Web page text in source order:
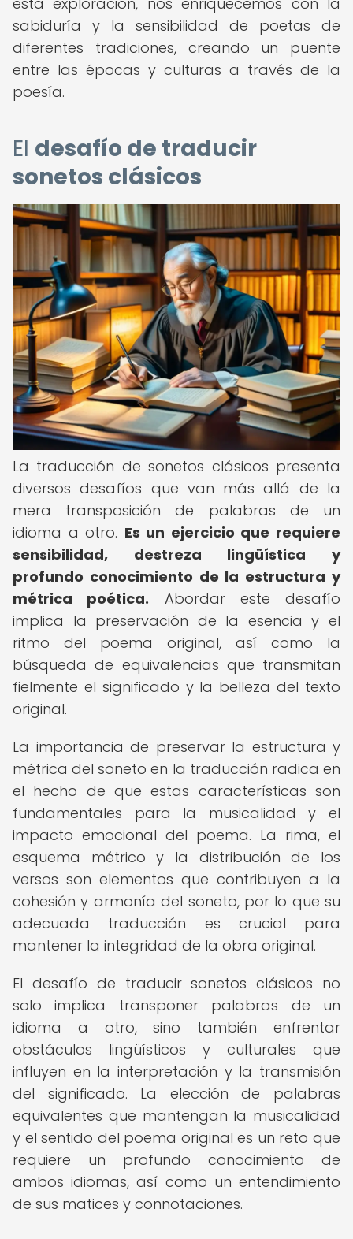
sabiduría y la sensibilidad de poetas de
diferentes tradiciones, creando un puente
entre las épocas y culturas a través de la
poesía.
El desafío de traducir
sonetos clásicos
La traducción de sonetos clásicos presenta
diversos desafíos que van más allá de la
mera transposición de palabras de un
idioma a otro. Es un ejercicio que requiere
sensibilidad, destreza lingüística y
profundo conocimiento de la estructura y
métrica poética. Abordar este desafío
implica la preservación de la esencia y el
ritmo del poema original, así como la
búsqueda de equivalencias que transmitan
fielmente el significado y la belleza del texto
original.
La importancia de preservar la estructura y
métrica del soneto en la traducción radica en
el hecho de que estas características son
fundamentales para la musicalidad y el
impacto emocional del poema. La rima, el
esquema métrico y la distribución de los
versos son elementos que contribuyen a la
cohesión y armonía del soneto, por lo que su
adecuada traducción es crucial para
mantener la integridad de la obra original.
El desafío de traducir sonetos clásicos no
solo implica transponer palabras de un
idioma a otro, sino también enfrentar
obstáculos lingüísticos y culturales que
influyen en la interpretación y la transmisión
del significado. La elección de palabras
equivalentes que mantengan la musicalidad
y el sentido del poema original es un reto que
requiere un profundo conocimiento de
ambos idiomas, así como un entendimiento
de sus matices y connotaciones.